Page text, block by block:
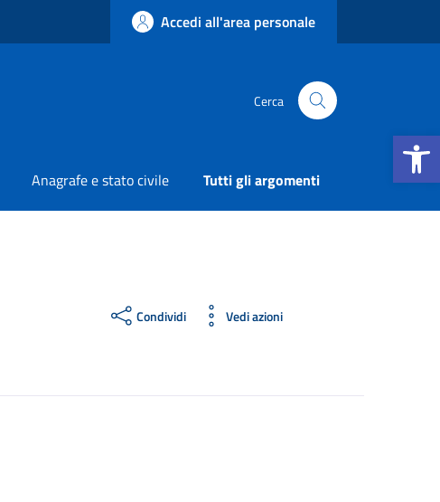
Apri la
Accedi all'area personale
Cerca
Anagrafe e stato civile Tutti gli argomenti
Condividi Vedi azioni